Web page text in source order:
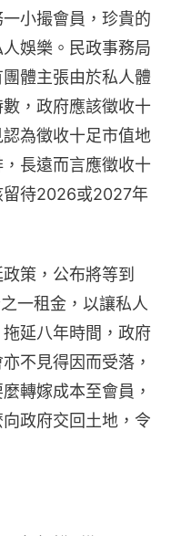
小撮會員，珍貴的
娛樂。民政事務局
體主張由於私人體
，政府應該徵收十
為徵收十足市值地
長遠而言應徵收十
留待2026或2027年
策，公布將等到
一租金，以讓私人
延八年時間，政府
不見得因而受落，
轉嫁成本至會員，
政府交回土地，令